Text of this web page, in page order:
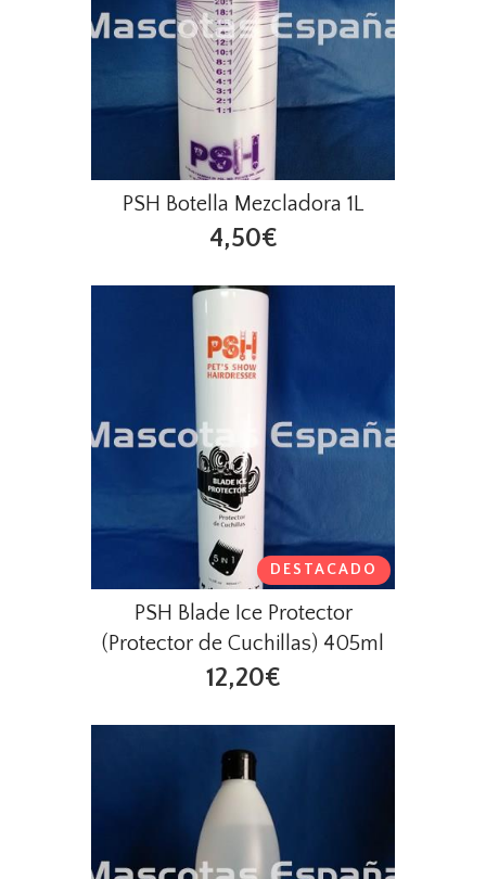
PSH Botella Mezcladora 1L
4,50€
DESTACADO
PSH Blade Ice Protector
(Protector de Cuchillas) 405ml
12,20€